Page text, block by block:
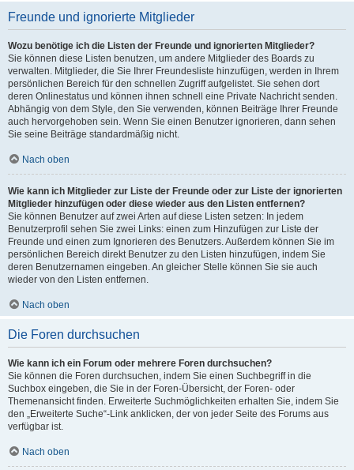
Freunde und ignorierte Mitglieder
Wozu benötige ich die Listen der Freunde und ignorierten Mitglieder?
Sie können diese Listen benutzen, um andere Mitglieder des Boards zu
verwalten. Mitglieder, die Sie Ihrer Freundesliste hinzufügen, werden in Ihrem
persönlichen Bereich für den schnellen Zugriff aufgelistet. Sie sehen dort
deren Onlinestatus und können ihnen schnell eine Private Nachricht senden.
Abhängig von dem Style, den Sie verwenden, können Beiträge Ihrer Freunde
auch hervorgehoben sein. Wenn Sie einen Benutzer ignorieren, dann sehen
Sie seine Beiträge standardmäßig nicht.
Nach oben
Wie kann ich Mitglieder zur Liste der Freunde oder zur Liste der ignorierten
Mitglieder hinzufügen oder diese wieder aus den Listen entfernen?
Sie können Benutzer auf zwei Arten auf diese Listen setzen: In jedem
Benutzerprofil sehen Sie zwei Links: einen zum Hinzufügen zur Liste der
Freunde und einen zum Ignorieren des Benutzers. Außerdem können Sie im
persönlichen Bereich direkt Benutzer zu den Listen hinzufügen, indem Sie
deren Benutzernamen eingeben. An gleicher Stelle können Sie sie auch
wieder von den Listen entfernen.
Nach oben
Die Foren durchsuchen
Wie kann ich ein Forum oder mehrere Foren durchsuchen?
Sie können die Foren durchsuchen, indem Sie einen Suchbegriff in die
Suchbox eingeben, die Sie in der Foren-Übersicht, der Foren- oder
Themenansicht finden. Erweiterte Suchmöglichkeiten erhalten Sie, indem Sie
den „Erweiterte Suche“-Link anklicken, der von jeder Seite des Forums aus
verfügbar ist.
Nach oben